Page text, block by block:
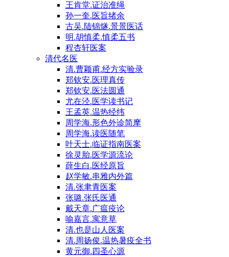
王肯堂.证治准绳
孙一奎.医旨绪余
古吴.陆锦燧.景景医话
明.胡慎柔.慎柔五书
程杏轩医案
清代名医
清.曹颖甫.经方实验录
郑钦安.医理真传
郑钦安.医法圆通
尤在泾.医学读书记
王孟英.温热经纬
周学海.形色外诊简摩
周学海.读医随笔
叶天士.临证指南医案
徐灵胎.医学源流论
薛生白.医经原旨
赵学敏.串雅内外篇
清.张聿青医案
张璐.张氏医通
戴天章.广瘟疫论
喻嘉言.寓意草
清.也是山人医案
清.周扬俊.温热暑疫全书
黄元御.四圣心源